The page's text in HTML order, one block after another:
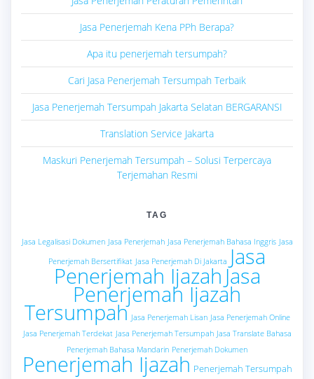
Jasa Penerjemah Kena PPh Berapa?
Apa itu penerjemah tersumpah?
Cari Jasa Penerjemah Tersumpah Terbaik
Jasa Penerjemah Tersumpah Jakarta Selatan BERGARANSI
Translation Service Jakarta
Maskuri Penerjemah Tersumpah – Solusi Terpercaya
Terjemahan Resmi
TAG
Jasa Legalisasi Dokumen Jasa Penerjemah Jasa Penerjemah Bahasa Inggris Jasa
Penerjemah Bersertifikat Jasa Penerjemah Di Jakarta Jasa
Penerjemah Ijazah Jasa
Penerjemah Ijazah
Tersumpah Jasa Penerjemah Lisan Jasa Penerjemah Online
Jasa Penerjemah Terdekat Jasa Penerjemah Tersumpah Jasa Translate Bahasa
Penerjemah Bahasa Mandarin Penerjemah Dokumen
Penerjemah Ijazah Penerjemah Tersumpah